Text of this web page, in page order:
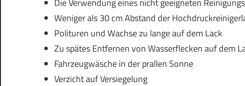
Weniger als 30 cm Abstand der
Polituren und Wachse zu lange auf dem Lack
Zu spätes Entfernen von Wasserflecken auf dem
Fahrzeugwäsche in der prallen Sonne
Verzicht auf Versiegelung